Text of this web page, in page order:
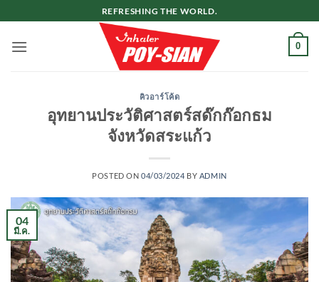
ไป
REFRESHING THE WORLD.
0
คิวอาร์โค้ด
อุทยานประวัติศาสตร์สด๊กก๊อกธม
จังหวัดสระแก้ว
POSTED ON 04/03/2024 BY ADMIN
04
มี.ค.